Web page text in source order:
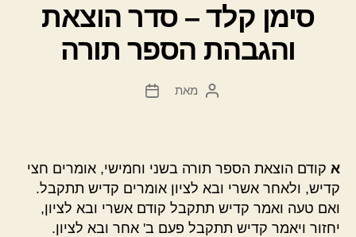
סימן קלד – סדר הוצאת
והגבהת הספר תורה
המחבר
מאת
תאריך
א קודם הוצאת הספר תורה בשני וחמישי, אומרים חצי
קדיש, ולאחר אשרי ובא לציון אומרים קדיש תתקבל.
ואם טעה ואמר קדיש תתקבל קודם אשרי ובא לציון,
יחזור ויאמר קדיש תתקבל פעם ב' אחר ובא לציון.